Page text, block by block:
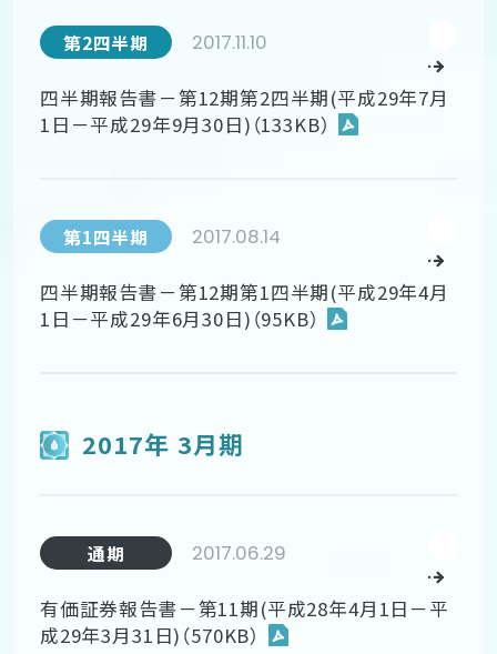
第2四半期 2017.11.10
四半期報告書－第12期第2四半期(平成29年7月
1日－平成29年9月30日)（133KB）
第1四半期 2017.08.14
四半期報告書－第12期第1四半期(平成29年4月
1日－平成29年6月30日)（95KB）
2017年 3月期
通期 2017.06.29
有価証券報告書－第11期(平成28年4月1日－平
成29年3月31日)（570KB）